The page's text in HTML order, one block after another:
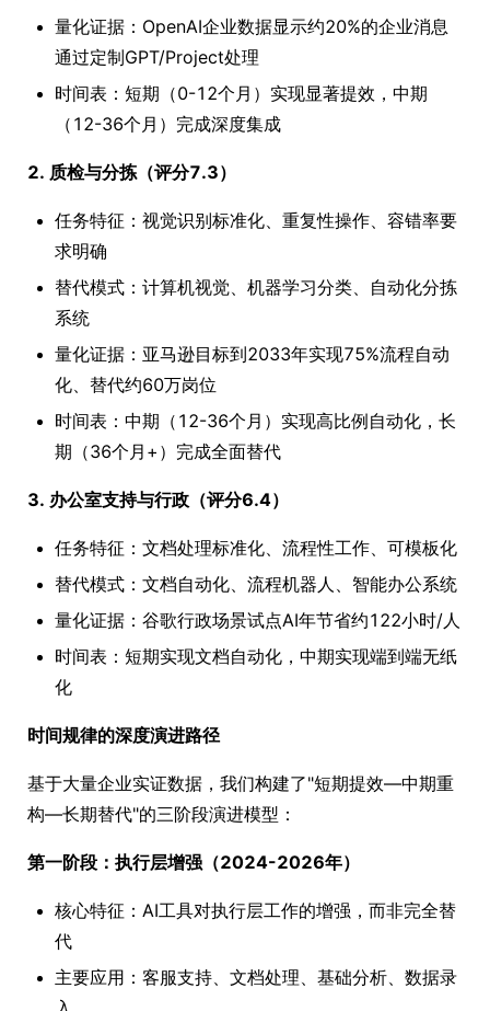
量化证据：OpenAI企业数据显示约20%的企业消息
通过定制GPT/Project处理
时间表：短期（0-12个月）实现显著提效，中期
（12-36个月）完成深度集成
2. 质检与分拣（评分7.3）
任务特征：视觉识别标准化、重复性操作、容错率要
求明确
替代模式：计算机视觉、机器学习分类、自动化分拣
系统
量化证据：亚马逊目标到2033年实现75%流程自动
化、替代约60万岗位
时间表：中期（12-36个月）实现高比例自动化，长
期（36个月+）完成全面替代
3. 办公室支持与行政（评分6.4）
任务特征：文档处理标准化、流程性工作、可模板化
替代模式：文档自动化、流程机器人、智能办公系统
量化证据：谷歌行政场景试点AI年节省约122小时/人
时间表：短期实现文档自动化，中期实现端到端无纸
化
时间规律的深度演进路径
基于大量企业实证数据，我们构建了"短期提效—中期重
构—长期替代"的三阶段演进模型：
第一阶段：执行层增强（2024-2026年）
核心特征：AI工具对执行层工作的增强，而非完全替
代
主要应用：客服支持、文档处理、基础分析、数据录